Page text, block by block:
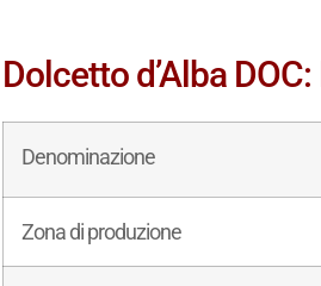
Dolcetto d’Alba
Denominazione
Zona di produzione